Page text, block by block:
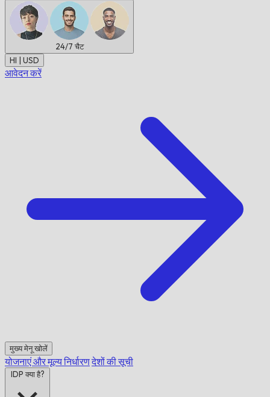
24/7 चैट
HI | USD
आवेदन करें
मुख्य मेनू खोलें
योजनाएं और मूल्य निर्धारणदेशों की सूची
IDP क्या है?